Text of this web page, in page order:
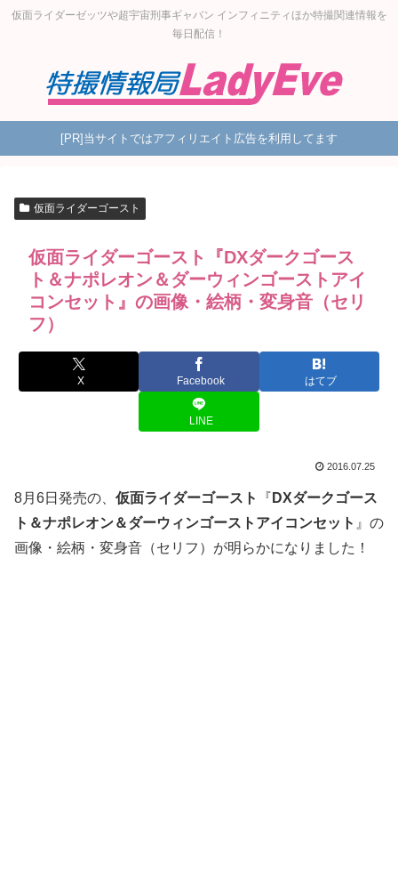
仮面ライダーゼッツや超宇宙刑事ギャバン インフィニティほか特撮関連情報を
毎日配信！
[PR]当サイトではアフィリエイト広告を利用してます
仮面ライダーゴースト
仮面ライダーゴースト『DXダークゴース
ト＆ナポレオン＆ダーウィンゴーストアイ
コンセット』の画像・絵柄・変身音（セリ
フ）
X Facebook はてブ
LINE
2016.07.25
8月6日発売の、 仮面ライダーゴースト 『 DXダークゴース
ト＆ナポレオン＆ダーウィンゴーストアイコンセット 』の
画像・絵柄・変身音（セリフ）が明らかになりました！